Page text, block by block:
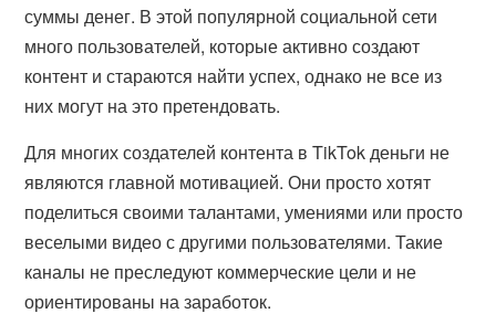
суммы денег. В этой популярной социальной сети
много пользователей, которые активно создают
контент и стараются найти успех, однако не все из
них могут на это претендовать.
Для многих создателей контента в TikTok деньги не
являются главной мотивацией. Они просто хотят
поделиться своими талантами, умениями или просто
веселыми видео с другими пользователями. Такие
каналы не преследуют коммерческие цели и не
ориентированы на заработок.